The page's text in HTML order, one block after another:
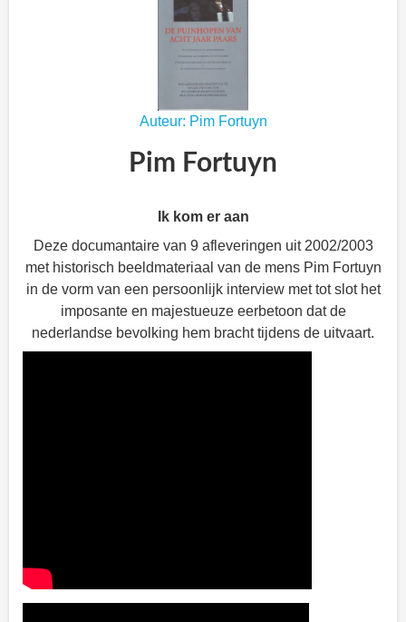
Auteur: Pim Fortuyn
Pim Fortuyn
Ik kom er aan
Deze documantaire van 9 afleveringen uit 2002/2003
met historisch beeldmateriaal van de mens Pim Fortuyn
in de vorm van een persoonlijk interview met tot slot het
imposante en majestueuze eerbetoon dat de
nederlandse bevolking hem bracht tijdens de uitvaart.